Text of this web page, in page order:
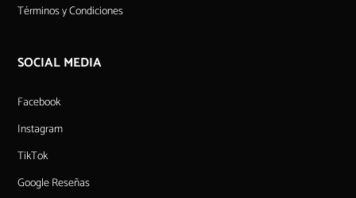
Términos y Condiciones
SOCIAL MEDIA
Facebook
Instagram
TikTok
Google Reseñas